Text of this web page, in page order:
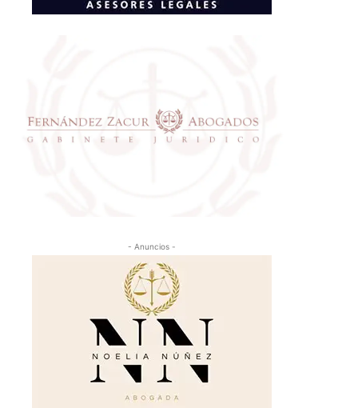
- Anuncios -